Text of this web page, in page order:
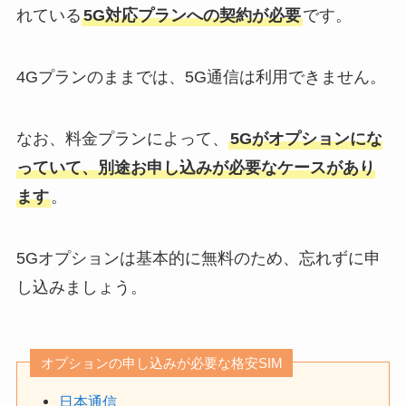
れている5G対応プランへの契約が必要です。
4Gプランのままでは、5G通信は利用できません。
なお、料金プランによって、 5Gがオプションにな
っていて、別途お申し込みが必要なケースがあり
ます。
5Gオプションは基本的に無料のため、忘れずに申
し込みましょう。
オプションの申し込みが必要な格安SIM
日本通信